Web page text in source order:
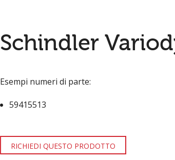
Schindler
Schindler
Esempi numeri di parte:
59415513
RICHIEDI QUESTO PRODOTTO